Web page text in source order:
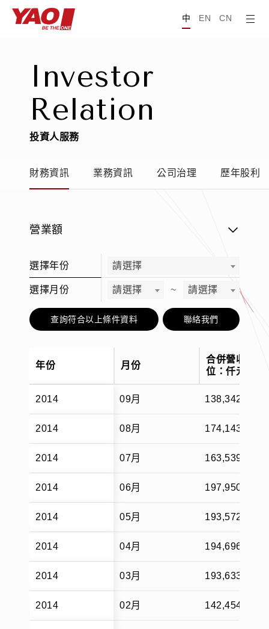
中 EN CN
I nvestor
Relation
投資人服務
財務資訊 業務資訊 公司治理 歷年股利
營業額
選擇年份 請選擇
選擇月份 請選擇 ~ 請選擇
查詢符合以上條件資料 聯絡我們
年份 月份
合併營收(單
位：仟元)
2014 09月 138,342
2014 08月 174,143
2014 07月 163,539
2014 06月 197,950
2014 05月 193,572
2014 04月 194,696
2014 03月 193,633
2014 02月 142,454